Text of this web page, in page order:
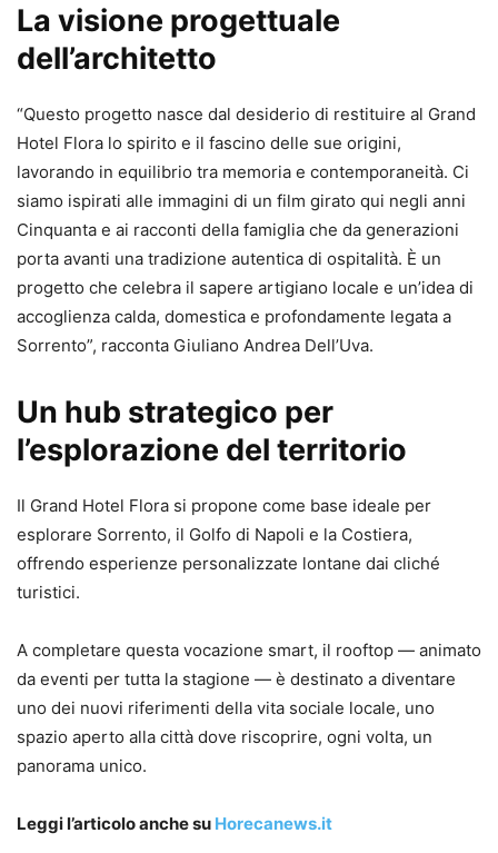
La visione progettuale
dell’architetto
“Questo progetto nasce dal desiderio di restituire al Grand
Hotel Flora lo spirito e il fascino delle sue origini,
lavorando in equilibrio tra memoria e contemporaneità. Ci
siamo ispirati alle immagini di un film girato qui negli anni
Cinquanta e ai racconti della famiglia che da generazioni
porta avanti una tradizione autentica di ospitalità. È un
progetto che celebra il sapere artigiano locale e un’idea di
accoglienza calda, domestica e profondamente legata a
Sorrento”, racconta Giuliano Andrea Dell’Uva.
Un hub strategico per
l’esplorazione del territorio
Il Grand Hotel Flora si propone come base ideale per
esplorare Sorrento, il Golfo di Napoli e la Costiera,
offrendo esperienze personalizzate lontane dai cliché
turistici.
A completare questa vocazione smart, il rooftop — animato
da eventi per tutta la stagione — è destinato a diventare
uno dei nuovi riferimenti della vita sociale locale, uno
spazio aperto alla città dove riscoprire, ogni volta, un
panorama unico.
Leggi l’articolo anche su Horecanews.it